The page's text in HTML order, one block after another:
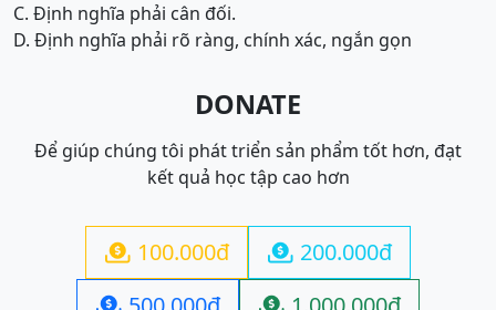
C. Định nghĩa phải cân đối.
D. Định nghĩa phải rõ ràng, chính xác, ngắn gọn
DONATE
Để giúp chúng tôi phát triển sản phẩm tốt hơn, đạt
kết quả học tập cao hơn
 100.000đ  200.000đ
 